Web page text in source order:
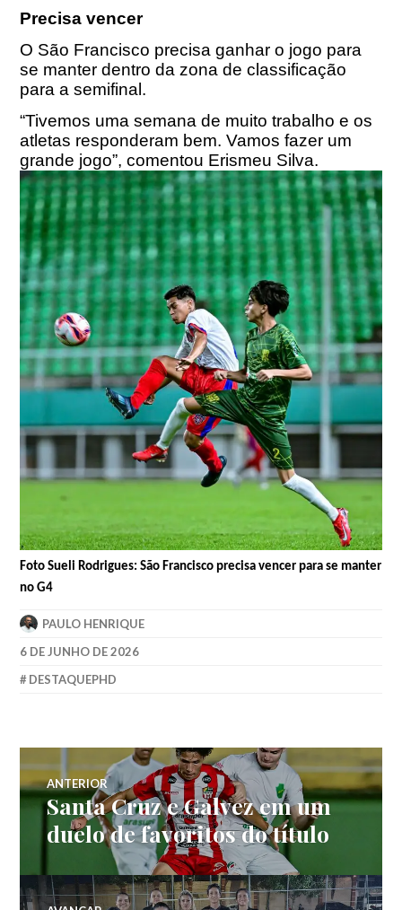
Precisa vencer
O São Francisco precisa ganhar o jogo para
se manter dentro da zona de classificação
para a semifinal.
“Tivemos uma semana de muito trabalho e os
atletas responderam bem. Vamos fazer um
grande jogo”, comentou Erismeu Silva.
Foto Sueli Rodrigues: São Francisco precisa vencer para se manter
no G4
PAULO HENRIQUE
6 DE JUNHO DE 2026
DESTAQUEPHD
ANTERIOR
Santa Cruz e Galvez em um
duelo de favoritos do título